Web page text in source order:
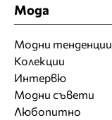
Мода
Модни тенденции
Колекции
Интервю
Модни съвети
Любопитно